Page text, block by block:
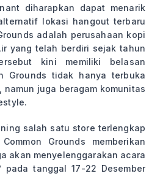
diharapkan dapat menarik
lokasi hangout terbaru
adalah perusahaan kopi
yang telah berdiri sejak tahun
kini memiliki belasan
Grounds tidak hanya terbuka
juga beragam komunitas
salah satu store terlengkap
Grounds memberikan
akan menyelenggarakan acara
pada tanggal 17-22 Desember